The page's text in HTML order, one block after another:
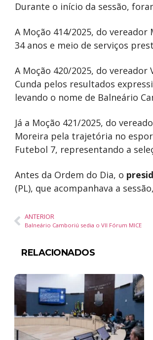
Durante o início da sessão,
A Moção 414/2025, do vereador
34 anos e meio de serviços
A Moção 420/2025, do
Cunda pelos resultados
levando o nome de Balneário
Já a Moção 421/2025, do
Moreira pela trajetória no
Futebol 7, representando a
Antes da Ordem do Dia, o
(PL), que acompanhava a
ANTERIOR
Balneário Camboriú sedia o VII Fórum MICE
RELACIONADOS